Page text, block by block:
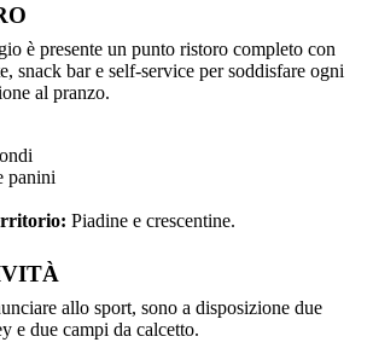
è presente un punto ristoro completo con
snack bar e self-service per soddisfare ogni
al pranzo.
panini
Piadine e crescentine.
allo sport, sono a disposizione due
e due campi da calcetto.